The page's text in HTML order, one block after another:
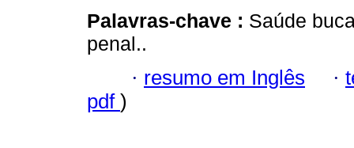
Palavras-chave : Saúde
penal..
· resumo em Inglês ·
pdf )